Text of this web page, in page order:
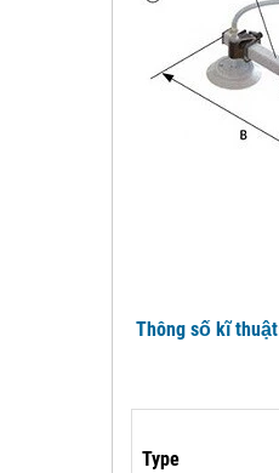
Thông số kĩ
Type